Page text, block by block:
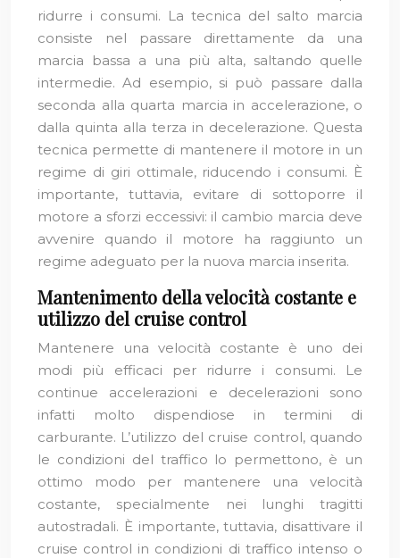
ridurre i consumi. La tecnica del salto marcia
consiste nel passare direttamente da una
marcia bassa a una più alta, saltando quelle
intermedie. Ad esempio, si può passare dalla
seconda alla quarta marcia in accelerazione, o
dalla quinta alla terza in decelerazione. Questa
tecnica permette di mantenere il motore in un
regime di giri ottimale, riducendo i consumi. È
importante, tuttavia, evitare di sottoporre il
motore a sforzi eccessivi: il cambio marcia deve
avvenire quando il motore ha raggiunto un
regime adeguato per la nuova marcia inserita.
Mantenimento della velocità costante e
utilizzo del cruise control
Mantenere una velocità costante è uno dei
modi più efficaci per ridurre i consumi. Le
continue accelerazioni e decelerazioni sono
infatti molto dispendiose in termini di
carburante. L’utilizzo del cruise control, quando
le condizioni del traffico lo permettono, è un
ottimo modo per mantenere una velocità
costante, specialmente nei lunghi tragitti
autostradali. È importante, tuttavia, disattivare il
cruise control in condizioni di traffico intenso o